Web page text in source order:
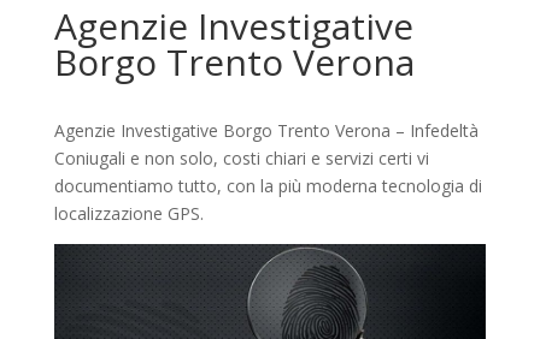
Agenzie Investigative
Borgo Trento Verona
Agenzie Investigative Borgo Trento Verona – Infedeltà
Coniugali e non solo, costi chiari e servizi certi vi
documentiamo tutto, con la più moderna tecnologia di
localizzazione GPS.